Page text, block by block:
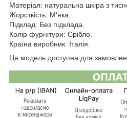
Матеріал: натуральна шкіра з
Жорсткість: М'яка.
Підклад: Без підклада.
Колір фурнітури: Срібло.
Країна виробник: Італія.
Ця модель доступна для